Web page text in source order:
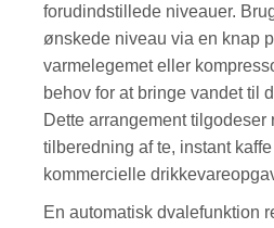
forudindstillede niveauer.
ønskede niveau via en knap
varmelegemet eller
behov for at bringe vandet til
Dette arrangement tilgodeser
tilberedning af te, instant
kommercielle
En automatisk dvalefunktion